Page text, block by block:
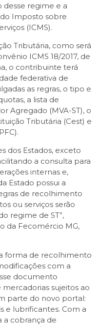
desse regime e a
Imposto sobre
(ICMS).
Tributária, como será
ICMS 18/2017, de
o contribuinte terá
federativa de
as regras, o tipo e
a lista de
Agregado (MVA-ST), o
Tributária (Cest) e
dos Estados, exceto
a consulta para
internas e,
Estado possui a
de recolhimento
ou serviços serão
regime de ST”,
da Fecomércio MG,
forma de recolhimento
com a
documento
sujeitos ao
parte do novo portal:
e lubrificantes. Com a
a cobrança de